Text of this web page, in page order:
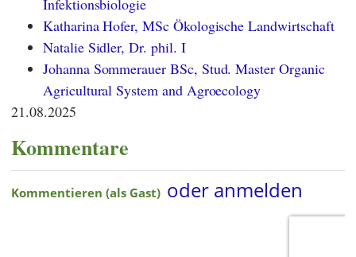
Infektionsbiologie
Katharina Hofer, MSc Ökologische Landwirtschaft
Natalie Sidler, Dr. phil. I
Johanna Sommerauer BSc, Stud. Master Organic
Agricultural System and Agroecology
21.08.2025
Kommentare